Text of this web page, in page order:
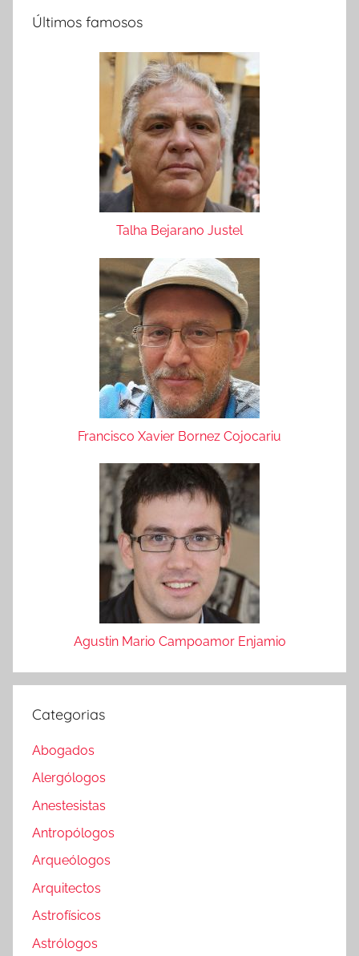
Últimos famosos
Talha Bejarano Justel
Francisco Xavier Bornez Cojocariu
Agustin Mario Campoamor Enjamio
Categorias
Abogados
Alergólogos
Anestesistas
Antropólogos
Arqueólogos
Arquitectos
Astrofísicos
Astrólogos